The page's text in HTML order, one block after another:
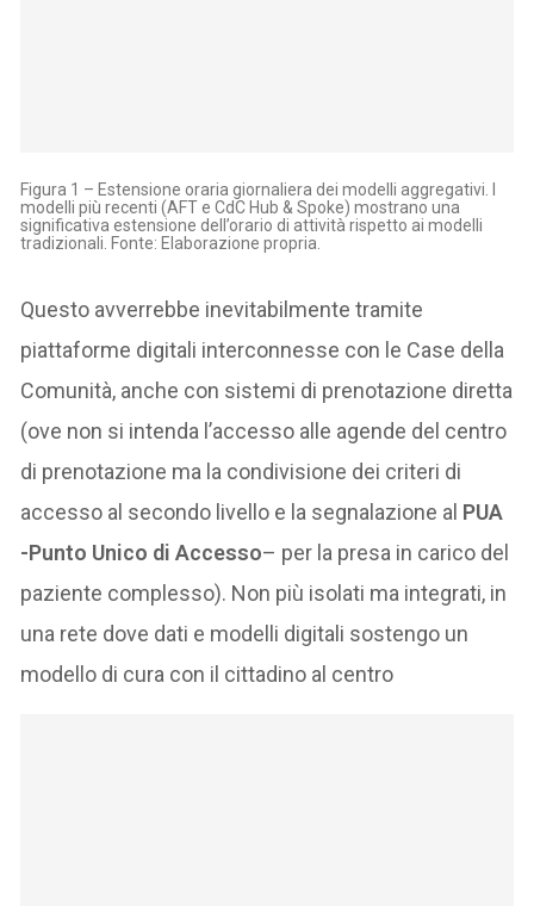
Figura 1 – Estensione oraria giornaliera dei modelli aggregativi. I
modelli più recenti (AFT e CdC Hub & Spoke) mostrano una
significativa estensione dell’orario di attività rispetto ai modelli
tradizionali. Fonte: Elaborazione propria.
Questo avverrebbe inevitabilmente tramite
piattaforme digitali interconnesse con le Case della
Comunità, anche con sistemi di prenotazione diretta
(ove non si intenda l’accesso alle agende del centro
di prenotazione ma la condivisione dei criteri di
accesso al secondo livello e la segnalazione al PUA
-Punto Unico di Accesso– per la presa in carico del
paziente complesso). Non più isolati ma integrati, in
una rete dove dati e modelli digitali sostengo un
modello di cura con il cittadino al centro